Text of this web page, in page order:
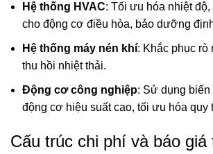
Hệ thống HVAC: Tối ưu hóa nhiệt
cho động cơ điều hòa, bảo dưỡng
Hệ thống máy nén khí: Khắc phục rò
thu hồi nhiệt thải.
Động cơ công nghiệp: Sử dụng
động cơ hiệu suất cao, tối ưu hóa quy
Cấu trúc chi phí và báo giá